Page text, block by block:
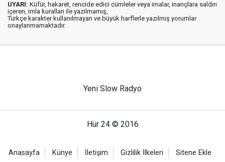
UYARI: Küfür, hakaret, rencide edici cümleler veya imalar, inançlara saldırı
içeren, imla kuralları ile yazılmamış,
Türkçe karakter kullanılmayan ve büyük harflerle yazılmış yorumlar
onaylanmamaktadır.
Yeni Slow Radyo
Hür 24 © 2016
Anasayfa Künye İletişim Gizlilik İlkeleri Sitene Ekle